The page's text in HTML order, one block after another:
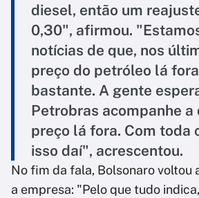
diesel, então um
0,30", afirmou.
notícias de que, nos
preço do petróleo lá
bastante. A gente
Petrobras acompanhe a
preço lá fora. Com toda
isso daí", acrescentou.
No fim da fala, Bolsonaro voltou
a empresa: "Pelo que tudo